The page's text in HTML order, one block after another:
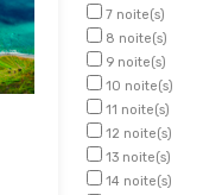
7 noite(s)
8 noite(s)
9 noite(s)
10 noite(s)
11 noite(s)
12 noite(s)
13 noite(s)
14 noite(s)